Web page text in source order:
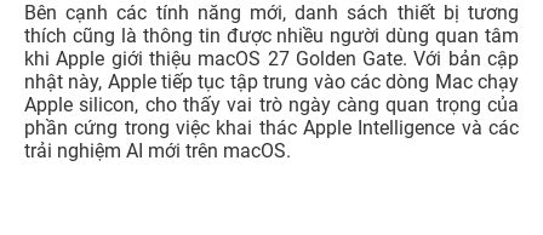
Bên cạnh các tính năng mới, danh sách thiết bị tương
thích cũng là thông tin được nhiều người dùng quan tâm
khi Apple giới thiệu macOS 27 Golden Gate. Với bản cập
nhật này, Apple tiếp tục tập trung vào các dòng Mac chạy
Apple silicon, cho thấy vai trò ngày càng quan trọng của
phần cứng trong việc khai thác Apple Intelligence và các
trải nghiệm AI mới trên macOS.